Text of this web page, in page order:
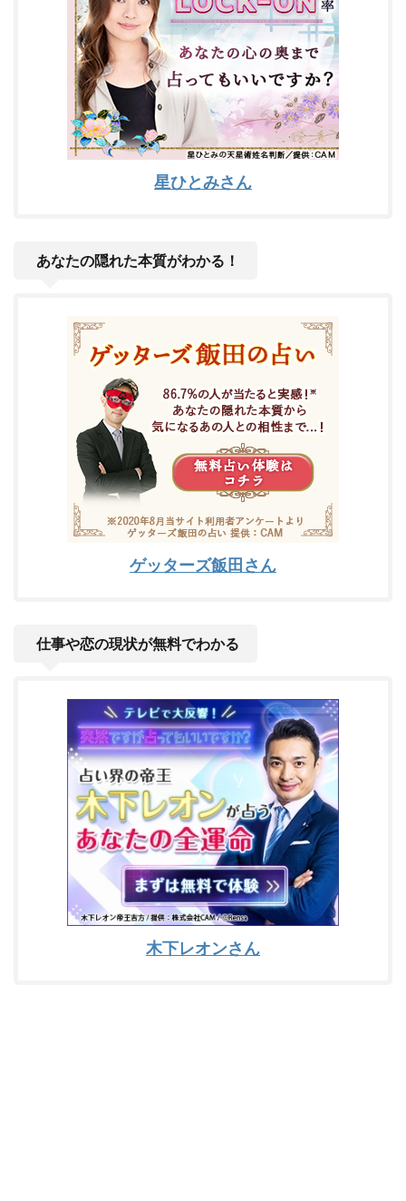
星ひとみさん
あなたの隠れた本質がわかる！
ゲッターズ飯田さん
仕事や恋の現状が無料でわかる
木下レオンさん